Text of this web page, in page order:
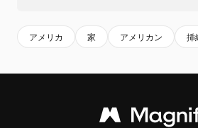
アメリカ 家 アメリカン 挿